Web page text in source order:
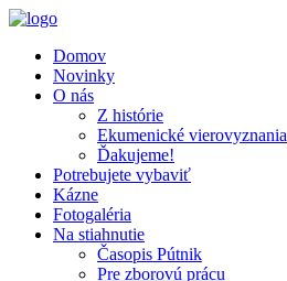
Domov
Novinky
O nás
Z histórie
Ekumenické vierovyznania
Ďakujeme!
Potrebujete vybaviť
Kázne
Fotogaléria
Na stiahnutie
Časopis Pútnik
Pre zborovú prácu